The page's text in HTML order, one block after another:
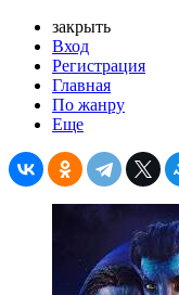
закрыть
Вход
Регистрация
Главная
По жанру
Еще